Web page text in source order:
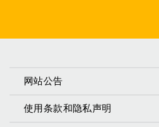
网站公告
使用条款和隐私声明